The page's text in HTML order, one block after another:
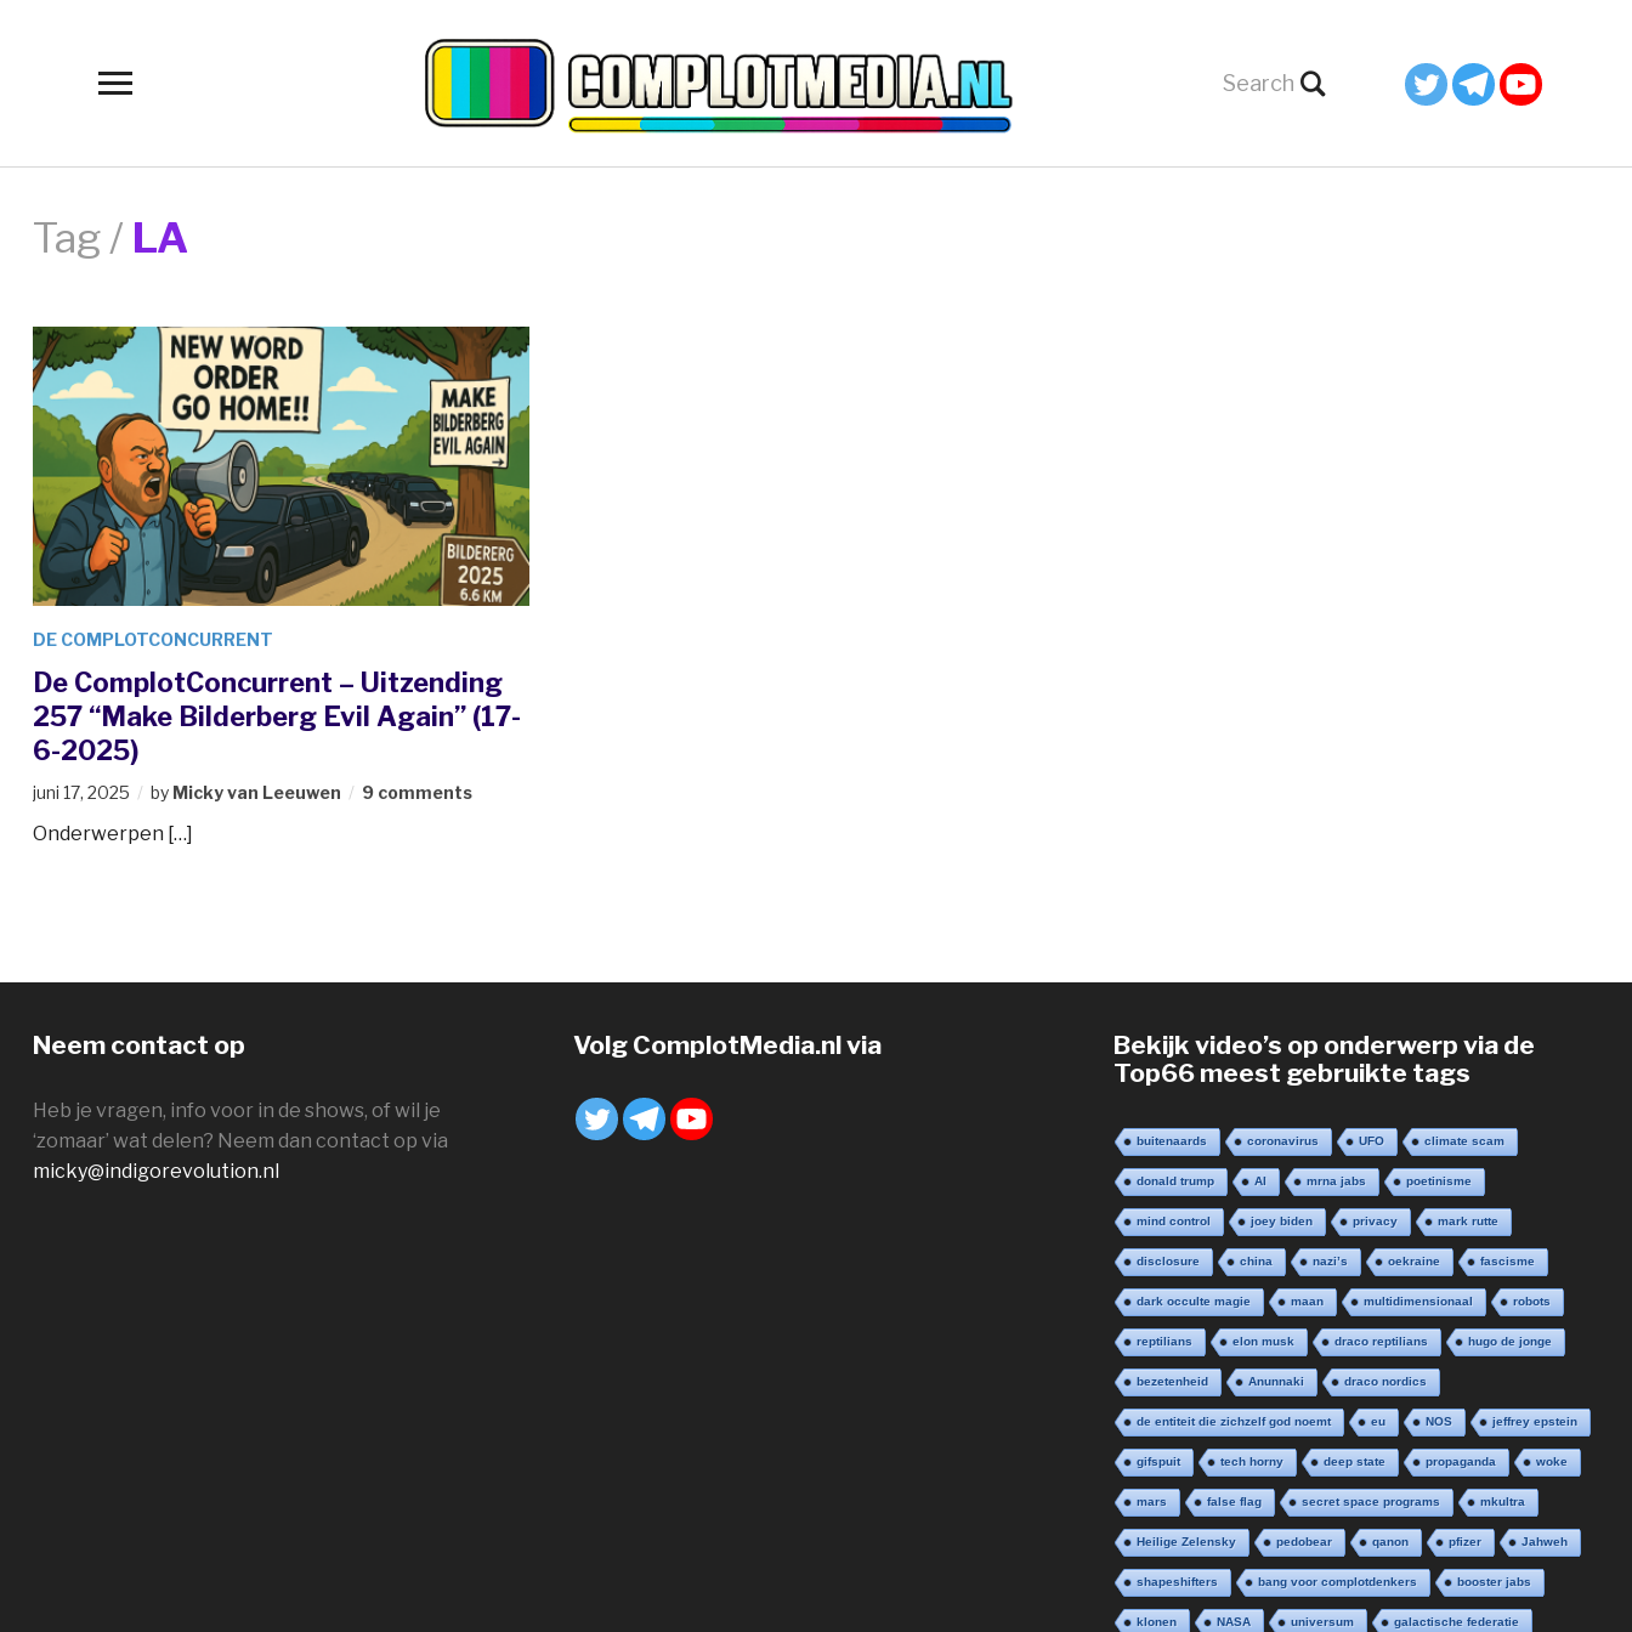
Toggle
Tag / LA
DE COMPLOTCONCURRENT
De ComplotConcurrent – Uitzending
257 “Make Bilderberg Evil Again” (17-
6-2025)
juni 17, 2025 by Micky van Leeuwen 9 comments
Onderwerpen […]
Neem contact op
Heb je vragen, info voor in de shows, of wil je
‘zomaar’ wat delen? Neem dan contact op via
micky@indigorevolution.nl
Volg ComplotMedia.nl via
Bekijk video’s op onderwerp via de
Top66 meest gebruikte tags
buitenaards coronavirus UFO climate scam
donald trump AI mrna jabs poetinisme
mind control joey biden privacy mark rutte
disclosure china nazi’s oekraine fascisme
dark occulte magie maan multidimensionaal robots
reptilians elon musk draco reptilians hugo de jonge
bezetenheid Anunnaki draco nordics
de entiteit die zichzelf god noemt eu NOS jeffrey epstein
gifspuit tech horny deep state propaganda woke
mars false flag secret space programs mkultra
Heilige Zelensky pedobear qanon pfizer Jahweh
shapeshifters bang voor complotdenkers booster jabs
klonen NASA universum galactische federatie